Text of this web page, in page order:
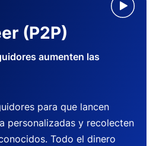
(P2P)
aumenten las
para que lancen
personalizadas y recolecten
Todo el dinero